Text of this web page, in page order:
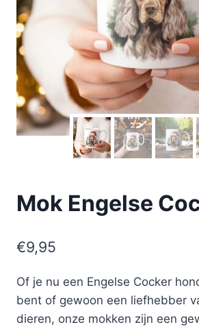
Mok Engelse
€9,95
Of je nu een Engelse Cocker
bent of gewoon een liefhebber
dieren, onze mokken zijn een